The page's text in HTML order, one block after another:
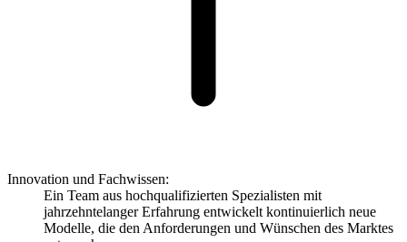
Innovation und Fachwissen:
Ein Team aus hochqualifizierten Spezialisten mit
jahrzehntelanger Erfahrung entwickelt kontinuierlich neue
Modelle, die den Anforderungen und Wünschen des Marktes